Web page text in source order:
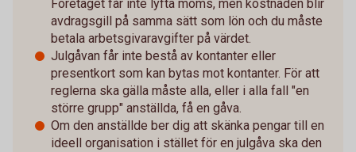
Företaget får inte lyfta moms, men kostnaden blir
avdragsgill på samma sätt som lön och du måste
betala arbetsgivaravgifter på värdet.
Julgåvan får inte bestå av kontanter eller
presentkort som kan bytas mot kontanter. För att
reglerna ska gälla måste alla, eller i alla fall "en
större grupp" anställda, få en gåva.
Om den anställde ber dig att skänka pengar till en
ideell organisation i stället för en julgåva ska den